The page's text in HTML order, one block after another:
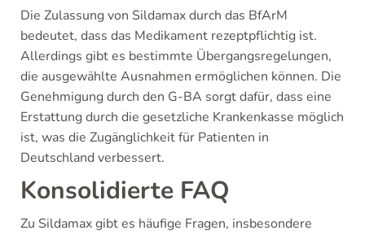
Die Zulassung von Sildamax durch das BfArM
bedeutet, dass das Medikament rezeptpflichtig ist.
Allerdings gibt es bestimmte Übergangsregelungen,
die ausgewählte Ausnahmen ermöglichen können. Die
Genehmigung durch den G-BA sorgt dafür, dass eine
Erstattung durch die gesetzliche Krankenkasse möglich
ist, was die Zugänglichkeit für Patienten in
Deutschland verbessert.
Konsolidierte FAQ
Zu Sildamax gibt es häufige Fragen, insbesondere